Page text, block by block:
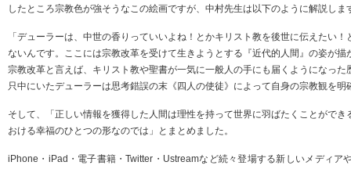
したところ宗教色が強そうなこの絵画ですが、中村先生は以下のように解説しま
「デューラーは、中世の香りっていいよね！とかキリスト教を後世に伝えたい
ないんです。ここには宗教改革を受けて生きようとする『近代的人間』の姿が描
宗教改革と言えば、キリスト教や聖書が一気に一般人の手にも届くようになった
只中にいたデューラーは思考錯誤の末《四人の使徒》によって自身の宗教観を
そして、「正しい情報を獲得した人間は理性を持って世界に羽ばたくことがで
おける幸福のひとつの形なのでは」とまとめました。
iPhone・iPad・電子書籍・Twitter・Ustreamなど続々登場する新しいメディア